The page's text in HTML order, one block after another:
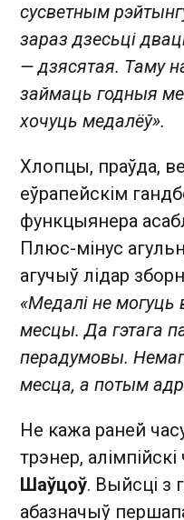
сусветным
зараз дзесьці
— дзясятая. Таму
займаць годныя
хочуць медалёў».
Хлопцы, праўда,
еўрапейскім
функцыянера
Плюс-мінус
агучыў лідар
«Медалі не
месцы. Да гэтага
перадумовы.
месца, а потым
Не кажа раней
трэнер,
Шаўцоў. Выйсці з
абазначыў